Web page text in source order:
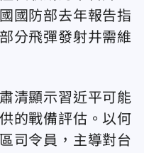
國防部去年報告指
分飛彈發射井需維
清顯示習近平可能
的戰備評估。以何
司令員，主導對台